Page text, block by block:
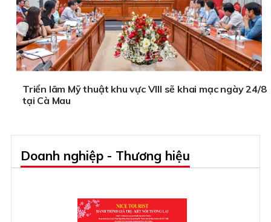
Triển lãm Mỹ thuật khu vực VIII sẽ khai mạc ngày 24/8
tại Cà Mau
Doanh nghiệp - Thương hiệu